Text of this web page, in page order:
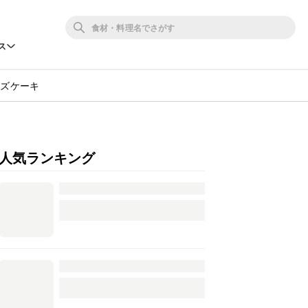
ケーキ
人気ランキング